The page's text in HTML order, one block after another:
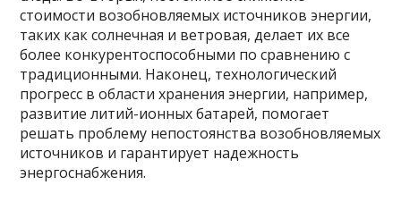
стоимости возобновляемых источников энергии,
таких как солнечная и ветровая, делает их все
более конкурентоспособными по сравнению с
традиционными. Наконец, технологический
прогресс в области хранения энергии, например,
развитие литий-ионных батарей, помогает
решать проблему непостоянства возобновляемых
источников и гарантирует надежность
энергоснабжения.